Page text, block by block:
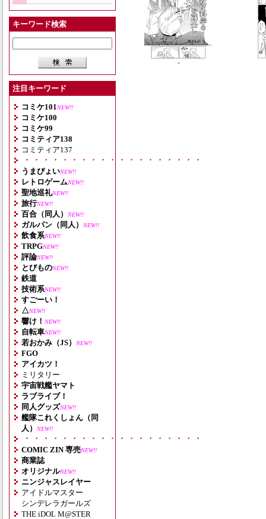
キーワード検索
注目キーワード
コミケ101 NEW!!
コミケ100
コミケ99
コミティア138
コミティア137
・・・・・・・・・・・・・・・・・・・
うまぴょいNEW!!
レトロゲームNEW!!
聖地巡礼NEW!!
旅行NEW!!
百合（同人） NEW!!
ガルパン（同人） NEW!!
飲食系NEW!!
TRPGNEW!!
評論NEW!!
とびものNEW!!
鉄道
技術系NEW!!
すごーい！
△NEW!!
響け！ NEW!!
自転車NEW!!
若おかみ（JS） NEW!!
FGO
アイカツ！
ミリタリー
宇宙戦艦ヤマト
ラブライブ！
同人グッズNEW!!
艦隊これくしょん（同
人）
NEW!!
・・・・・・・・・・・・・・・・・・・
COMIC ZIN 専売NEW!!
商業誌
オリジナルNEW!!
ニンジャスレイヤー
アイドルマスター
シンデレラガールズ
THE iDOL M@STER